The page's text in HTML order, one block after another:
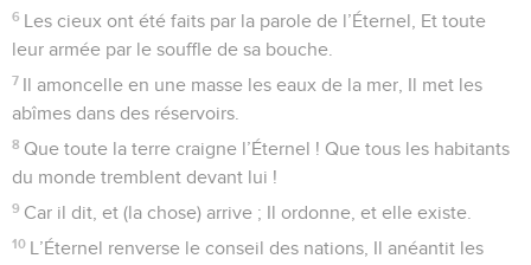
6 Les cieux ont été faits par la parole de l’Éternel, Et toute
leur armée par le souffle de sa bouche.
7 Il amoncelle en une masse les eaux de la mer, Il met les
abîmes dans des réservoirs.
8 Que toute la terre craigne l’Éternel ! Que tous les habitants
du monde tremblent devant lui !
9 Car il dit, et (la chose) arrive ; Il ordonne, et elle existe.
10 L’Éternel renverse le conseil des nations, Il anéantit les